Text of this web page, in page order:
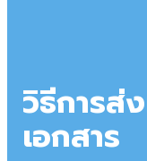
วิธีการส่
เอกสาร